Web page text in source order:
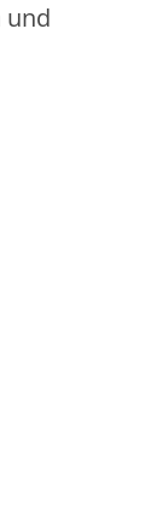
und